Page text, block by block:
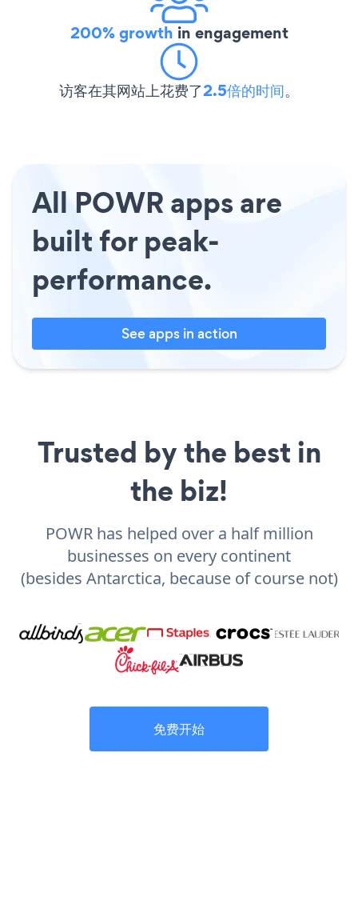
200% growth in engagement
访客在其网站上花费了2.5倍的时间。
All POWR apps are
built for peak-
performance.
See apps in action
Trusted by the best in
the biz!
POWR has helped over a half million
businesses on every continent
(besides Antarctica, because of course not)
免费开始